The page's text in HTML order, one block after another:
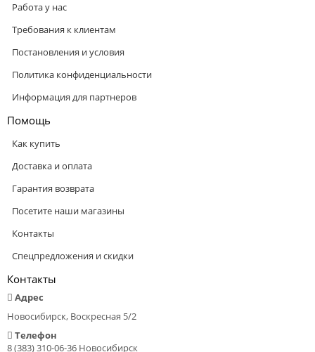
Работа у нас
Требования к клиентам
Постановления и условия
Политика конфиденциальности
Информация для партнеров
Помощь
Как купить
Доставка и оплата
Гарантия возврата
Посетите наши магазины
Контакты
Спецпредложения и скидки
Контакты
Адрес
Новосибирск, Воскресная 5/2
Телефон
8 (383) 310-06-36 Новосибирск